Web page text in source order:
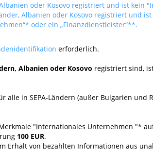
oder Kosovo registriert und ist
Albanien oder Kosovo registriert
oder ein „Finanzdienstleister“**.
erforderlich.
Albanien oder Kosovo registriert sind,
alle in SEPA-Ländern (außer Bulgarien
"Internationales Unternehmen "*
100 EUR.
Erhalt von bezahlten Informationen aus